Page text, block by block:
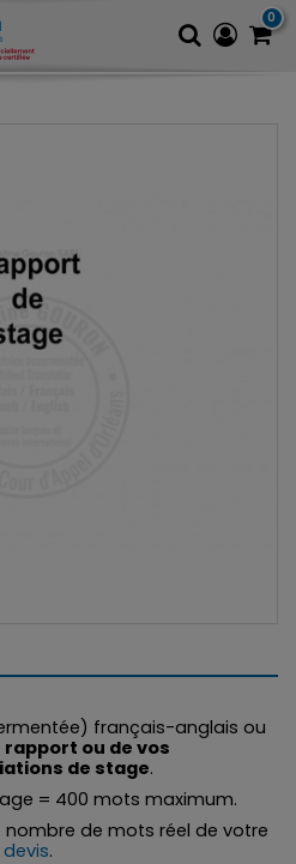
0
français-anglais ou
rapport ou de vos
de stage.
= 400 mots maximum.
nombre de mots réel de votre
.